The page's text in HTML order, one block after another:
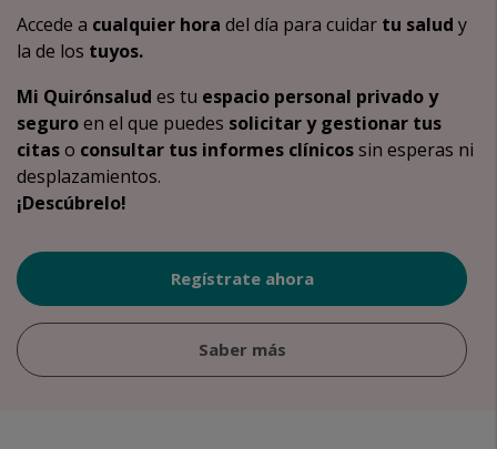
Accede a cualquier hora del día para cuidar tu salud y
la de los tuyos.
Mi Quirónsalud es tu espacio personal privado y
seguroen el que puedes solicitar y gestionar tus
citaso consultar tus informes clínicossin esperas ni
desplazamientos.
¡Descúbrelo!
Regístrate ahora
Saber más